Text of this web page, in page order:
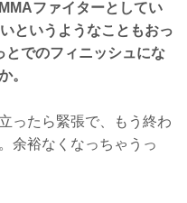
ファイターとしてい
というようなこともおっ
とでのフィニッシュにな
。
ったら緊張で、もう終わ
余裕なくなっちゃうっ